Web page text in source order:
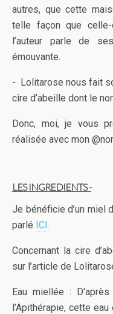
autres, que cette
telle façon que
l’auteur parle de
émouvante.
- Lolitarose nous fait
cire d’abeille dont le
Donc, moi, je vous
réalisée avec mon
LES INGREDIENTS -
Je bénéficie d’un miel
parlé ICI.
Concernant la cire
sur l’article de
Eau miellée :
l’Apithérapie, cette